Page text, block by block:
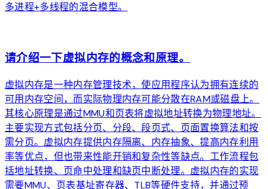
多进程+多线程的混合模型。
请介绍一下虚拟内存的概念和原理。
虚拟内存是一种内存管理技术，使应用程序认为拥有连续的
可用内存空间，而实际物理内存可能分散在RAM或磁盘上。
其核心原理是通过MMU和页表将虚拟地址转换为物理地址。
主要实现方式包括分页、分段、段页式、页面置换算法和按
需分页。虚拟内存提供内存隔离、内存抽象、提高内存利用
率等优点，但也带来性能开销和复杂性等缺点。工作流程包
括地址转换、页命中处理和缺页中断处理。虚拟内存的实现
需要MMU、页表基址寄存器、TLB等硬件支持，并通过预